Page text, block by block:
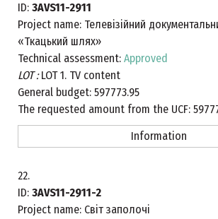
ID: 3AVS11-2911
Project name: Телевізійний
«Ткацький шлях»
Technical assessment: Approved
LOT :LOT 1. TV content
General budget: 597773.95
The requested amount from the UCF:
Information
22.
ID: 3AVS11-2911-2
Project name: Світ заполочі